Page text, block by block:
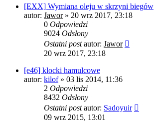
[EXX] Wymiana oleju w skrzyni biegów
autor: Jawor» 20 wrz 2017, 23:18
0 Odpowiedzi
9024 Odsłony
Ostatni postautor: Jawor
20 wrz 2017, 23:18
[e46] klocki hamulcowe
autor: kilof» 03 lis 2014, 11:36
2 Odpowiedzi
8432 Odsłony
Ostatni postautor: Sadoyuir
09 wrz 2015, 13:01